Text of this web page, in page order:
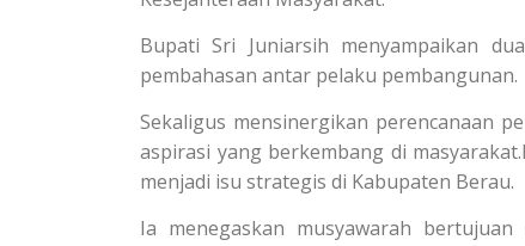
Bupati Sri Juniarsih menyampaikan
pembahasan antar pelaku pembangunan.
Sekaligus mensinergikan perencanaan
aspirasi yang berkembang di
menjadi isu strategis di Kabupaten Berau.
Ia menegaskan musyawarah bertujuan